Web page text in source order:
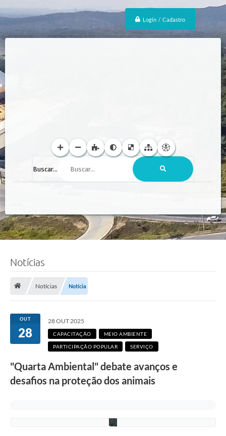
Login / Cadastro
Buscar...
Notícias
Notícias Notícia
OUT
28
28 OUT 2025
CAPACITAÇÃO MEIO AMBIENTE
PARTICIPAÇÃO POPULAR SERVIÇO
"Quarta Ambiental" debate avanços e
desafios na proteção dos animais
r
d
o
i
a